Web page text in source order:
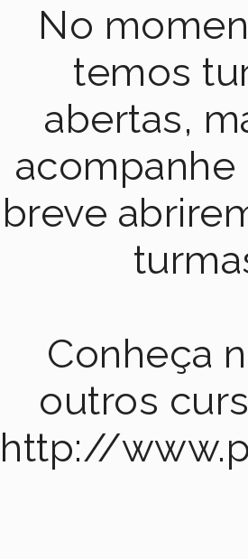
No
temos
abertas,
acompanhe
breve
Conheça
outros
http://